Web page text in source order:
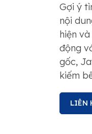
Gợi ý
nội
hiện
động
gốc,
kiếm
LIÊN